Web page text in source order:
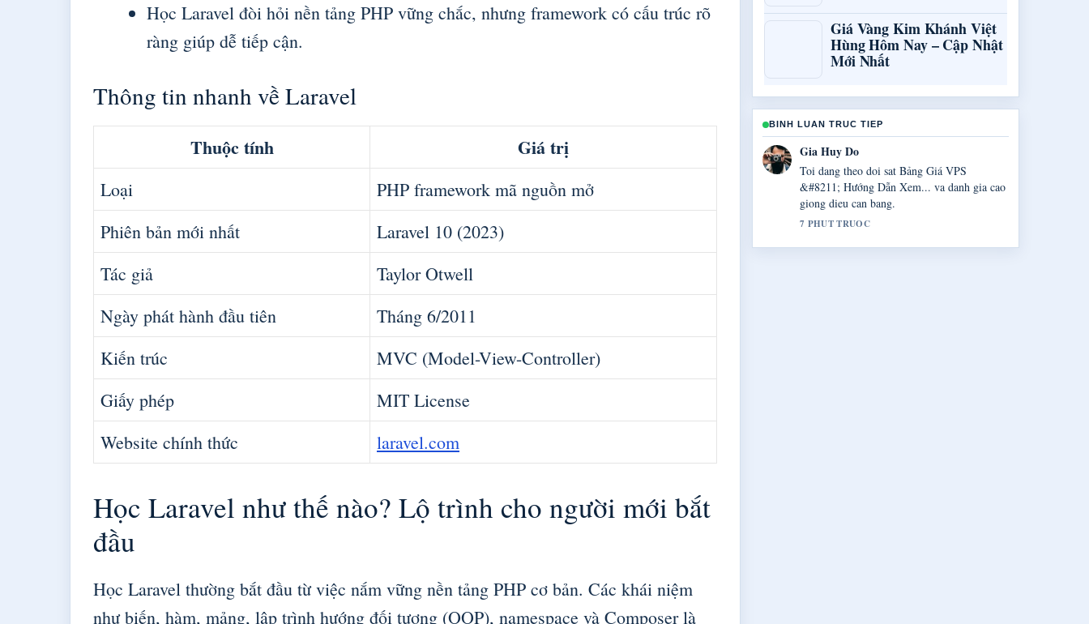
Học Laravel đòi hỏi nền tảng PHP vững chắc, nhưng framework có cấu trúc rõ
ràng giúp dễ tiếp cận.
Thông tin nhanh về Laravel
Thuộc tính Giá trị
Loại
PHP framework mã nguồn mở
Phiên bản mới nhất
Laravel 10 (2023)
Tác giả
Taylor Otwell
Ngày phát hành đầu tiên
Tháng 6/2011
Kiến trúc
MVC (Model-View-Controller)
Giấy phép
MIT License
Website chính thức
laravel.com
Học Laravel như thế nào? Lộ trình cho người mới bắt
đầu
Học Laravel thường bắt đầu từ việc nắm vững nền tảng PHP cơ bản. Các khái niệm
như biến, hàm, mảng, lập trình hướng đối tượng (OOP), namespace và Composer là
Giá Vàng Kim Khánh Việt
Hùng Hôm Nay – Cập Nhật
Mới Nhất
BINH LUAN TRUC TIEP
Tu Anh Bui
Boi canh ve 90min.net.vn: Đánh giá độ tin
cậy trang... rat huu ich. Vui long tiep tuc cap
nhat luong truc tiep nay.
9 PHUT TRUOC